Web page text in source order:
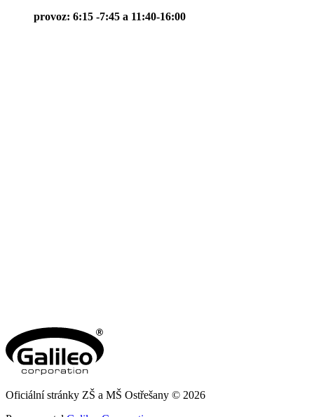
provoz: 6:15 -7:45 a 11:40-16:00
Oficiální stránky ZŠ a MŠ Ostřešany © 2026